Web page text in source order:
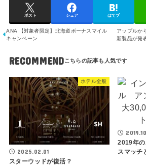
ポスト シェア はてブ
ANA 【対象者限定】北海道ボーナスマイル
キャンペーン
アップルか
新製品が発
RECOMMEND
ホテル全般
2025.02.01
スターウッドが復活？
2019年の
スマッチ